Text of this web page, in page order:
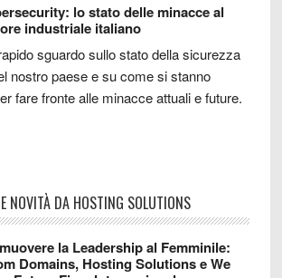
lo stato delle minacce al
industriale italiano
sguardo sullo stato della sicurezza
nostro paese e su come si stanno
fare fronte alle minacce attuali e future.
NOVITÀ DA HOSTING SOLUTIONS
la Leadership al Femminile:
Domains, Hosting Solutions e We